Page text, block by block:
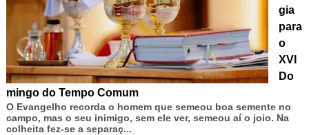
gia
para
o
XVI
Do
mingo do Tempo Comum
O Evangelho recorda o homem que semeou boa semente no
campo, mas o seu inimigo, sem ele ver, semeou aí o joio. Na
colheita fez-se a separaç...